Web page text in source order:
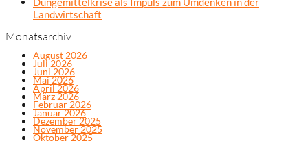
Landwirtschaft
Monatsarchiv
August 2026
Juli 2026
Juni 2026
Mai 2026
April 2026
März 2026
Februar 2026
Januar 2026
Dezember 2025
November 2025
Oktober 2025